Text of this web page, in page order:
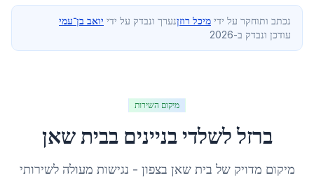
נכתב ותוחקר על ידי מיכל רוזןנערך ונבדק על ידי יואב בן־עמי
עודכן ונבדק ב-2026
מיקום השירות
ברזל לשלדי בניינים בבית שאן
מיקום מדויק של בית שאן בצפון - נגישות מעולה לשירותי